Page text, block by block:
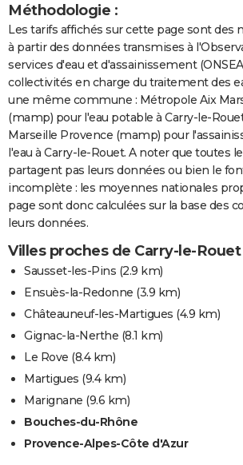
Méthodologie :
Les tarifs affichés sur cette page sont des
à partir des données transmises à
services d'eau et d'assainissement
collectivités en charge du traitement des
une même commune : Métropole Aix
(mamp) pour l'eau potable à Carry-le-
Marseille Provence (mamp) pour
l'eau à Carry-le-Rouet. A noter que toutes
partagent pas leurs données ou bien le
incomplète : les moyennes nationales
page sont donc calculées sur la base des
leurs données.
Villes proches de Carry-le-Rouet
Sausset-les-Pins (2.9 km)
Ensuès-la-Redonne (3.9 km)
Châteauneuf-les-Martigues (4.9 km)
Gignac-la-Nerthe (8.1 km)
Le Rove (8.4 km)
Martigues (9.4 km)
Marignane (9.6 km)
Bouches-du-Rhône
Provence-Alpes-Côte d'Azur